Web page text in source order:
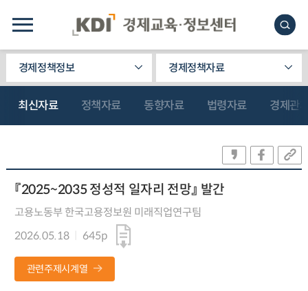
경제정책정보 경제정책자료
최신자료 정책자료 동향자료 법령자료 경제관
『2025~2035 정성적 일자리 전망』 발간
고용노동부 한국고용정보원 미래직업연구팀
2026.05.18
645p
관련주제시계열